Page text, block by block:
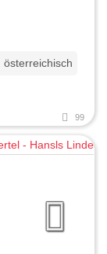
österreichisch
99